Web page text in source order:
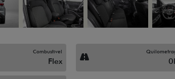
Combustível
Flex